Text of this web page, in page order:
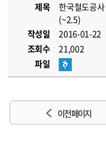
제목
한국철도공
(~2.5)
작성일
2016-01-22
조회수
21,002
파일
이전 페이지